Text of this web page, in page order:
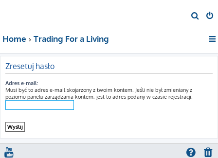
z
j
Home Trading For a Living
Zresetuj hasło
Adres e-mail:
Musi być to adres e-mail skojarzony z twoim kontem. Jeśli nie był zmieniany z
poziomu panelu zarządzania kontem, jest to adres podany w czasie rejestracji.